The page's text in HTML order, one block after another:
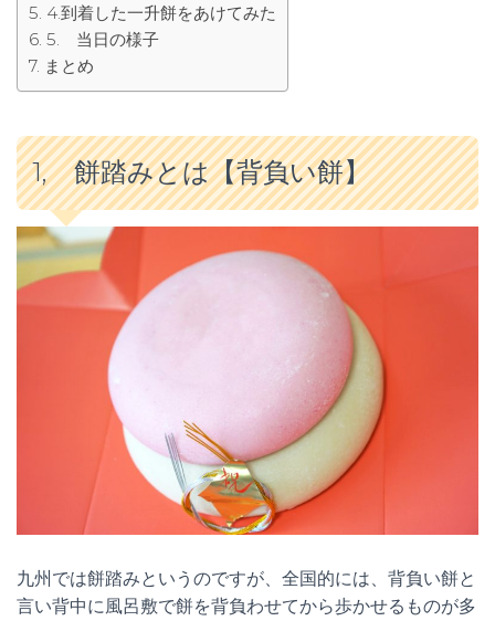
4.到着した一升餅をあけてみた
5. 当日の様子
まとめ
1, 餅踏みとは【背負い餅】
九州では餅踏みというのですが、全国的には、背負い餅と
言い背中に風呂敷で餅を背負わせてから歩かせるものが多